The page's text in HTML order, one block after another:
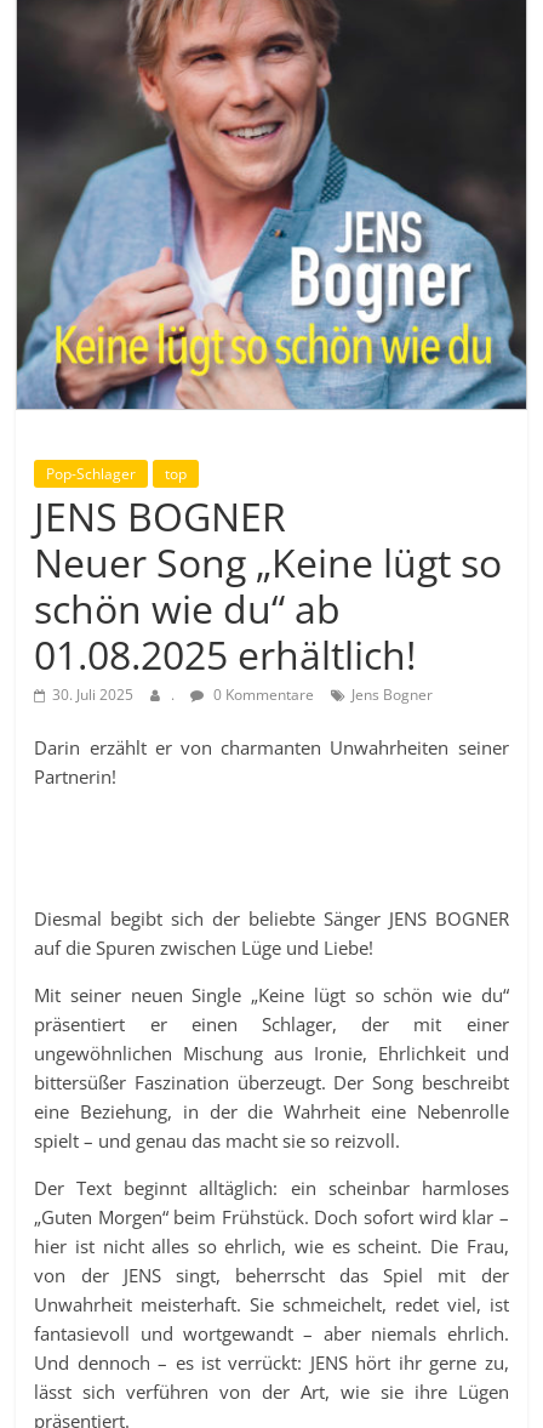
Pop-Schlager top
JENS BOGNER
Neuer Song „Keine lügt so
schön wie du“ ab
01.08.2025 erhältlich!
30. Juli 2025 . 0 Kommentare Jens Bogner
Darin erzählt er von charmanten Unwahrheiten seiner
Partnerin!
Diesmal begibt sich der beliebte Sänger JENS BOGNER
auf die Spuren zwischen Lüge und Liebe!
Mit seiner neuen Single „Keine lügt so schön wie du“
präsentiert er einen Schlager, der mit einer
ungewöhnlichen Mischung aus Ironie, Ehrlichkeit und
bittersüßer Faszination überzeugt. Der Song beschreibt
eine Beziehung, in der die Wahrheit eine Nebenrolle
spielt – und genau das macht sie so reizvoll.
Der Text beginnt alltäglich: ein scheinbar harmloses
„Guten Morgen“ beim Frühstück. Doch sofort wird klar –
hier ist nicht alles so ehrlich, wie es scheint. Die Frau,
von der JENS singt, beherrscht das Spiel mit der
Unwahrheit meisterhaft. Sie schmeichelt, redet viel, ist
fantasievoll und wortgewandt – aber niemals ehrlich.
Und dennoch – es ist verrückt: JENS hört ihr gerne zu,
lässt sich verführen von der Art, wie sie ihre Lügen
präsentiert.